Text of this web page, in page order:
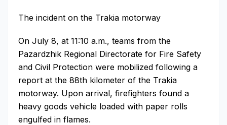
The incident on the Trakia motorway
On July 8, at 11:10 a.m., teams from the
Pazardzhik Regional Directorate for Fire Safety
and Civil Protection were mobilized following a
report at the 88th kilometer of the Trakia
motorway. Upon arrival, firefighters found a
heavy goods vehicle loaded with paper rolls
engulfed in flames.